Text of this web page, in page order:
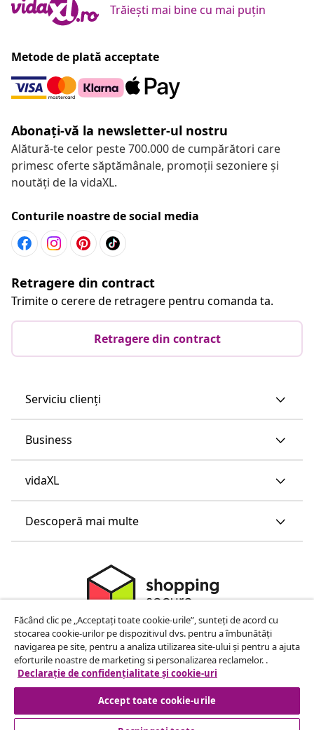
Trăiești mai bine cu mai puțin
Metode de plată acceptate
Abonați-vă la newsletter-ul nostru
Alătură-te celor peste 700.000 de cumpărători care
primesc oferte săptămânale, promoții sezoniere și
noutăți de la vidaXL.
Conturile noastre de social media
Retragere din contract
Trimite o cerere de retragere pentru comanda ta.
Retragere din contract
Serviciu clienți
Business
vidaXL
Descoperă mai multe
Făcând clic pe „Acceptați toate cookie-urile”, sunteți de acord cu
stocarea cookie-urilor pe dispozitivul dvs. pentru a îmbunătăți
navigarea pe site, pentru a analiza utilizarea site-ului și pentru a ajuta
eforturile noastre de marketing si personalizarea reclamelor. .
Declarație de confidențialitate și cookie-uri
Accept toate cookie-urile